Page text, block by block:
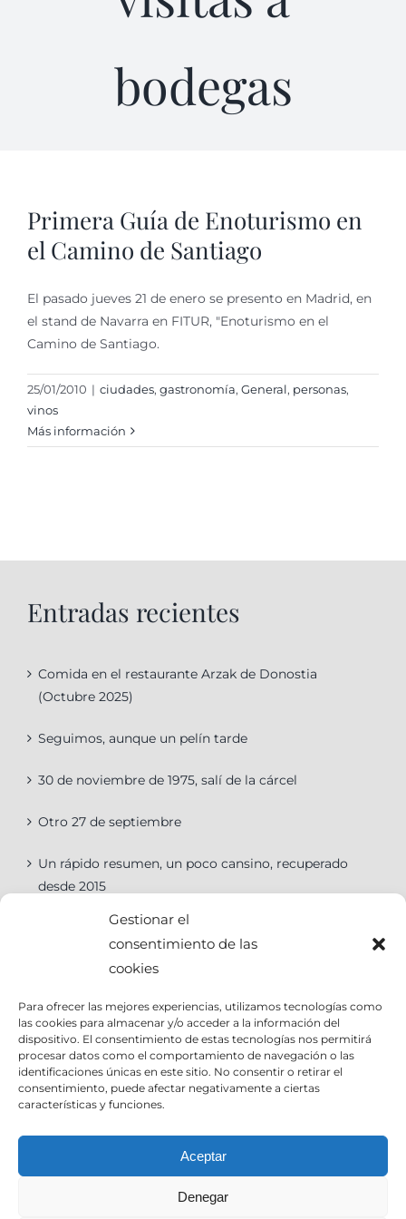
Gestionar el
consentimiento de las
cookies
Para ofrecer las mejores experiencias, utilizamos tecnologías como
las cookies para almacenar y/o acceder a la información del
dispositivo. El consentimiento de estas tecnologías nos permitirá
procesar datos como el comportamiento de navegación o las
identificaciones únicas en este sitio. No consentir o retirar el
consentimiento, puede afectar negativamente a ciertas
características y funciones.
Aceptar
Denegar
bodegas
Primera Guía de Enoturismo en
el Camino de Santiago
El pasado jueves 21 de enero se presento en Madrid, en
el stand de Navarra en FITUR, "Enoturismo en el
Camino de Santiago.
25/01/2010 | ciudades, gastronomí­a, General, personas,
vinos
Más información
Entradas recientes
Comida en el restaurante Arzak de Donostia
(Octubre 2025)
Seguimos, aunque un pelín tarde
30 de noviembre de 1975, salí de la cárcel
Otro 27 de septiembre
Un rápido resumen, un poco cansino, recuperado
desde 2015
Categorías
Categorías
Contact Info
info@joseantoniocruz.com